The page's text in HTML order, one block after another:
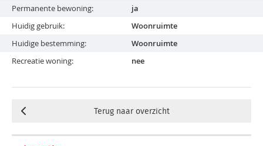
Permanente bewoning
ja
Huidig gebruik
Woonruimte
Huidige bestemming
Woonruimte
Recreatie woning
nee
Terug naar overzicht